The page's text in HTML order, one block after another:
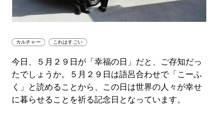
カルチャー これはすごい
今日、５月２９日が「幸福の日」だと、ご存知だっ
たでしょうか。５月２９日は語呂合わせで「こーふ
く」と読めることから、この日は世界の人々が幸せ
に暮らせることを祈る記念日となっています。